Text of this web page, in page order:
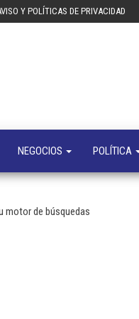
Y POLÍTICAS DE PRIVACIDAD
NEGOCIOS POLÍTICA
motor de búsquedas